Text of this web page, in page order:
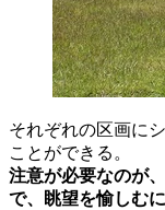
それぞれの区画に
ことができる。
注意が必要なのが
で、眺望を愉しむ